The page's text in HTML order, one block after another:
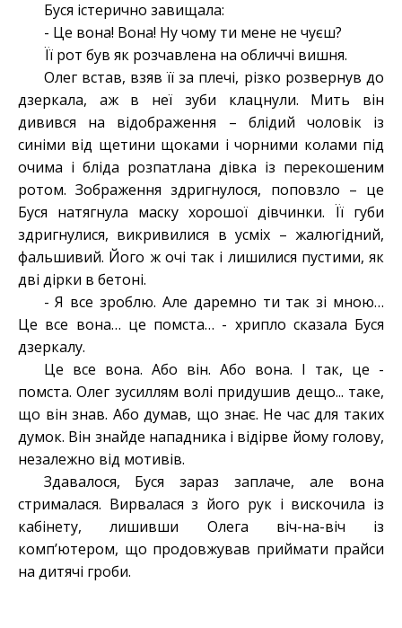
Буся істерично завищала:
- Це вона! Вона! Ну чому ти мене не чуєш?
Її рот був як розчавлена на обличчі вишня.
Олег встав, взяв її за плечі, різко розвернув до
дзеркала, аж в неї зуби клацнули. Мить він
дивився на відображення – блідий чоловік із
синіми від щетини щоками і чорними колами під
очима і бліда розпатлана дівка із перекошеним
ротом. Зображення здригнулося, поповзло – це
Буся натягнула маску хорошої дівчинки. Її губи
здригнулися, викривилися в усміх – жалюгідний,
фальшивий. Його ж очі так і лишилися пустими, як
дві дірки в бетоні.
- Я все зроблю. Але даремно ти так зі мною…
Це все вона… це помста… - хрипло сказала Буся
дзеркалу.
Це все вона. Або він. Або вона. І так, це -
помста. Олег зусиллям волі придушив дещо... таке,
що він знав. Або думав, що знає. Не час для таких
думок. Він знайде нападника і відірве йому голову,
незалежно від мотивів.
Здавалося, Буся зараз заплаче, але вона
стрималася. Вирвалася з його рук і вискочила із
кабінету, лишивши Олега віч-на-віч із
комп’ютером, що продовжував приймати прайси
на дитячі гроби.